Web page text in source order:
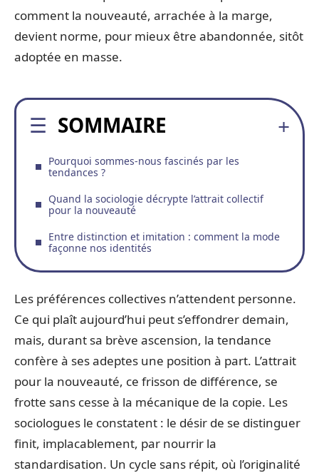
comment la nouveauté, arrachée à la marge,
devient norme, pour mieux être abandonnée, sitôt
adoptée en masse.
SOMMAIRE
Pourquoi sommes-nous fascinés par les
tendances ?
Quand la sociologie décrypte l’attrait collectif
pour la nouveauté
Entre distinction et imitation : comment la mode
façonne nos identités
Les préférences collectives n’attendent personne.
Ce qui plaît aujourd’hui peut s’effondrer demain,
mais, durant sa brève ascension, la tendance
confère à ses adeptes une position à part. L’attrait
pour la nouveauté, ce frisson de différence, se
frotte sans cesse à la mécanique de la copie. Les
sociologues le constatent : le désir de se distinguer
finit, implacablement, par nourrir la
standardisation. Un cycle sans répit, où l’originalité